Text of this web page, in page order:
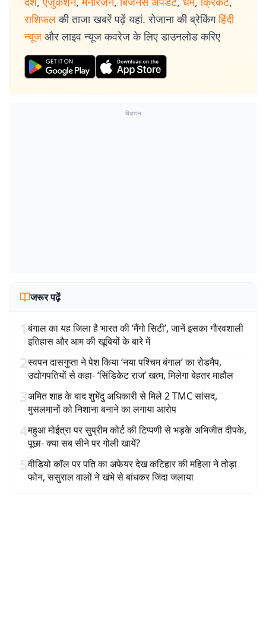
राशिफल की ताजा खबरें पढ़ें यहां. रोजाना की ब्रेकिंग हिंदी
न्यूज और लाइव न्यूज कवरेज के लिए डाउनलोड करिए
विज्ञापन
जरूर पढ़ें
1बंगाल का यह जिला है भारत की ‘मैंगो सिटी’, जानें इसका गौरवशाली
इतिहास और आम की खूबियों के बारे में
2स्वपन दासगुप्ता ने पेश किया ‘नया पश्चिम बंगाल’ का रोडमैप,
उद्योगपतियों से कहा- ‘सिंडिकेट राज’ खत्म, मिलेगा बेहतर माहौल
3अमित शाह के बाद शुभेंदु अधिकारी से मिले 2 TMC सांसद,
मुसलमानों को निशाना बनाने का लगाया आरोप
4महुआ मोईत्रा पर सुप्रीम कोर्ट की टिप्पणी से भड़के अभिजीत दीपके,
पूछा- क्या सब सीने पर गोली खायें?
5वीडियो कॉल पर पति का अफेयर देख कटिहार की महिला ने तोड़ा
फोन, ससुराल वालों ने खंभे से बांधकर जिंदा जलाया